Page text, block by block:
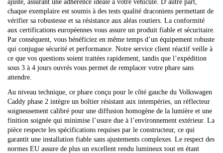
ajusté, assurant une adhérence idéale à votre véhicule. D’autre part,
chaque exemplaire est soumis à des tests qualité draconiens permettant de
vérifier sa robustesse et sa résistance aux aléas routiers. La conformité
aux certifications européennes vous assure un produit fiable et sécuritaire.
Par conséquent, vous bénéficiez en même temps d’un équipement robuste
qui conjugue sécurité et performance. Notre service client réactif veille à
ce que vos questions soient traitées rapidement, tandis que l’expédition
sous 3 à 4 jours ouvrés vous permet de remplacer votre phare sans
attendre.
Au niveau technique, ce phare conçu pour le côté gauche du Volkswagen
Caddy phase 2 intègre un boîtier résistant aux intempéries, un réflecteur
soigneusement calibré pour une diffusion homogène de la lumière et une
finition soignée qui minimise l’usure due à l’environnement extérieur. La
pièce respecte les spécifications requises par le constructeur, ce qui
garantit une installation fiable sans ajustements complexes. Le respect des
normes EU assure de plus un excellent rendu lumineux tout en étant